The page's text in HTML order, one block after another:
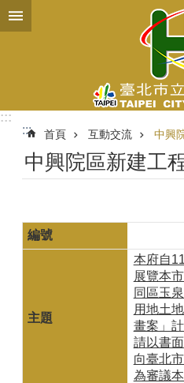
跳到主要內容區塊
:::
:::
首頁 互動交流 中興
中興院區新建工
本府自
展覽本
同區玉
用地土
畫案」
請以書
向臺北
為審議本